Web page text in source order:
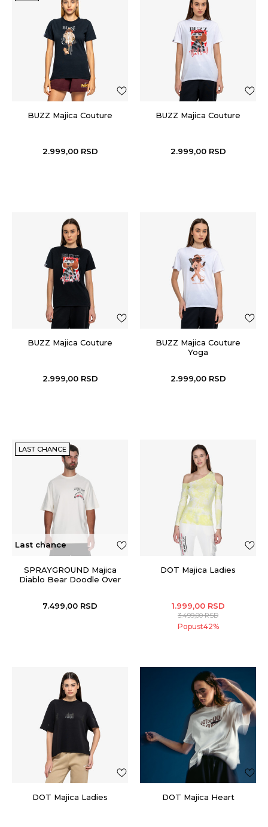
BUZZ Majica Couture
2.999,00 RSD
BUZZ Majica Couture
2.999,00 RSD
BUZZ Majica Couture
2.999,00 RSD
BUZZ Majica Couture
Yoga
2.999,00 RSD
LAST CHANCE
Last chance
SPRAYGROUND Majica
Diablo Bear Doodle Over
7.499,00 RSD
DOT Majica Ladies
1.999,00 RSD
3.499,00RSD
Popust42%
DOT Majica Ladies DOT Majica Heart